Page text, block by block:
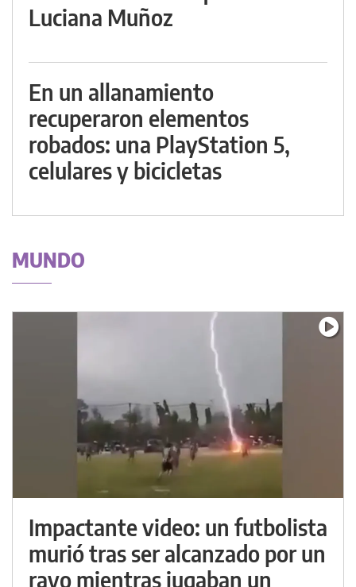
Luciana Muñoz
En un allanamiento
recuperaron elementos
robados: una PlayStation 5,
celulares y bicicletas
MUNDO
Impactante video: un futbolista
murió tras ser alcanzado por un
rayo mientras jugaban un